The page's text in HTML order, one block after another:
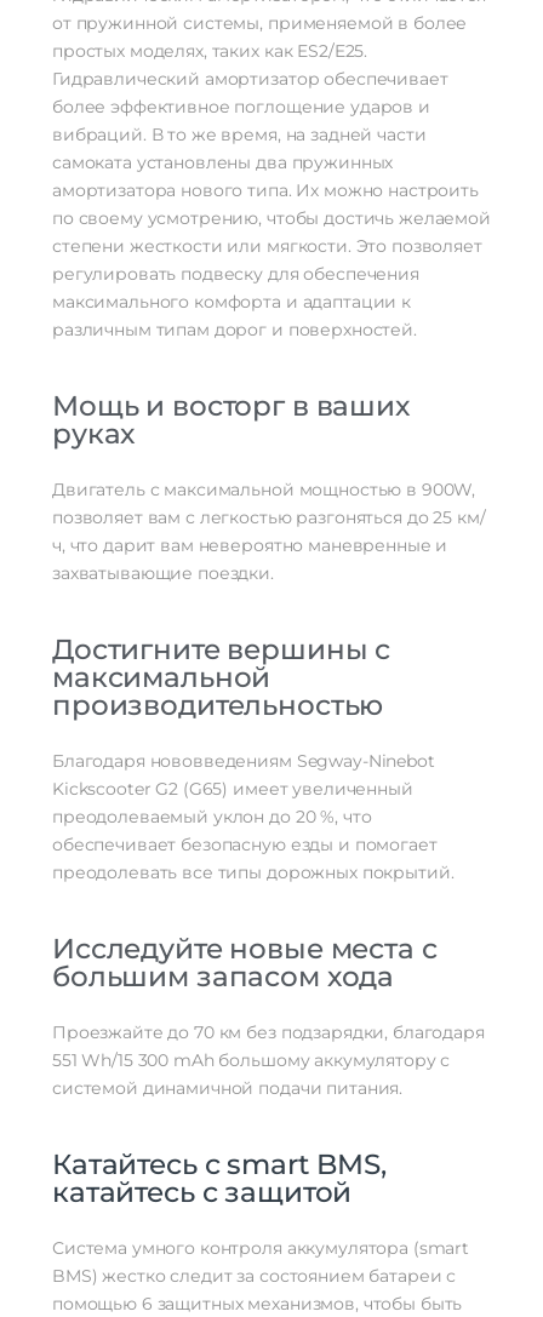
от пружинной системы, применяемой в более
простых моделях, таких как ES2/E25.
Гидравлический амортизатор обеспечивает
более эффективное поглощение ударов и
вибраций. В то же время, на задней части
самоката установлены два пружинных
амортизатора нового типа. Их можно настроить
по своему усмотрению, чтобы достичь желаемой
степени жесткости или мягкости. Это позволяет
регулировать подвеску для обеспечения
максимального комфорта и адаптации к
различным типам дорог и поверхностей.
Мощь и восторг в ваших
руках
Двигатель с максимальной мощностью в 900W,
позволяет вам с легкостью разгоняться до 25 км/
ч, что дарит вам невероятно маневренные и
захватывающие поездки.
Достигните вершины с
максимальной
производительностью
Благодаря нововведениям Segway-Ninebot
Kickscooter G2 (G65) имеет увеличенный
преодолеваемый уклон до 20 %, что
обеспечивает безопасную езды и помогает
преодолевать все типы дорожных покрытий.
Исследуйте новые места с
большим запасом хода
Проезжайте до 70 км без подзарядки, благодаря
551 Wh/15 300 mAh большому аккумулятору с
системой динамичной подачи питания.
Катайтесь с smart BMS,
катайтесь с защитой
Система умного контроля аккумулятора (smart
BMS) жестко следит за состоянием батареи с
помощью 6 защитных механизмов, чтобы быть